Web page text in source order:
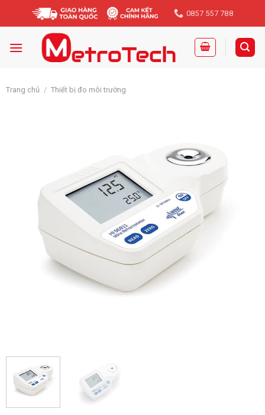
0857 557 788
Trang chủ / Thiết bị đo môi trường